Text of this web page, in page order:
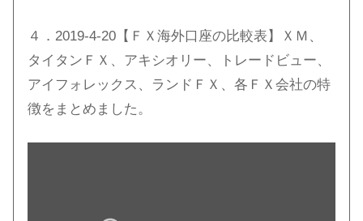
４．2019-4-20【ＦＸ海外口座の比較表】ＸＭ、
タイタンＦＸ、アキシオリー、トレードビュー、
アイフォレックス、ランドＦＸ、各ＦＸ会社の特
徴をまとめました。